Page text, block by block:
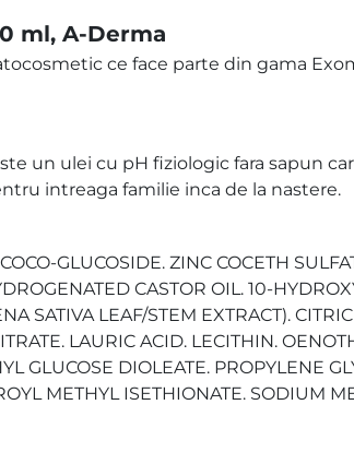
ml, A-Derma
ce face parte din gama
un ulei cu pH fiziologic fara sapun
intreaga familie inca de la nastere.
GLUCOSIDE. ZINC COCETH
CASTOR OIL. 10-
SATIVA LEAF/STEM EXTRACT).
LAURIC ACID. LECITHIN.
GLUCOSE DIOLEATE. PROPYLENE
METHYL ISETHIONATE. SODIUM